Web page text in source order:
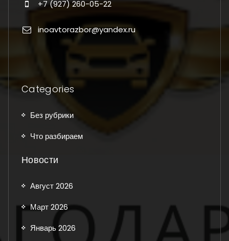
+7 (927) 260-05-22
inoavtorazbor@yandex.ru
Categories
Без рубрики
Что разбираем
Новости
Август 2026
Март 2026
Январь 2026